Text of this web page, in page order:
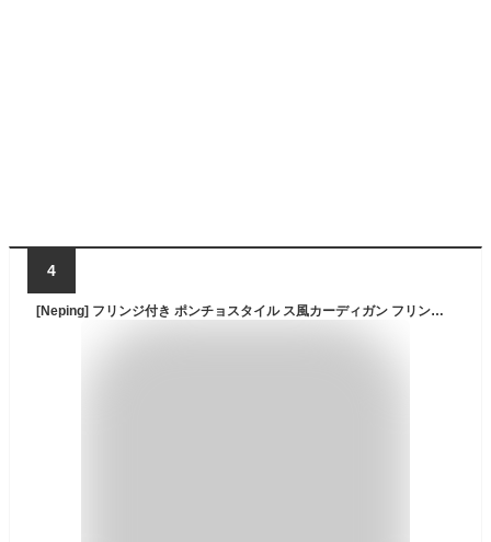
4
[Neping] フリンジ付き ポンチョスタイル ス風カーディガン フリンジ付きカーディガン風 ポンチョス 袖付き ジャケット バットグ・スブ・デイン ロングスカート ソフト エレガンス ニットカーディガン